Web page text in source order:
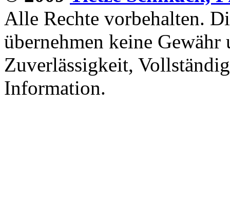
Alle Rechte vorbehalten.
übernehmen keine
Zuverlässigkeit,
Information.